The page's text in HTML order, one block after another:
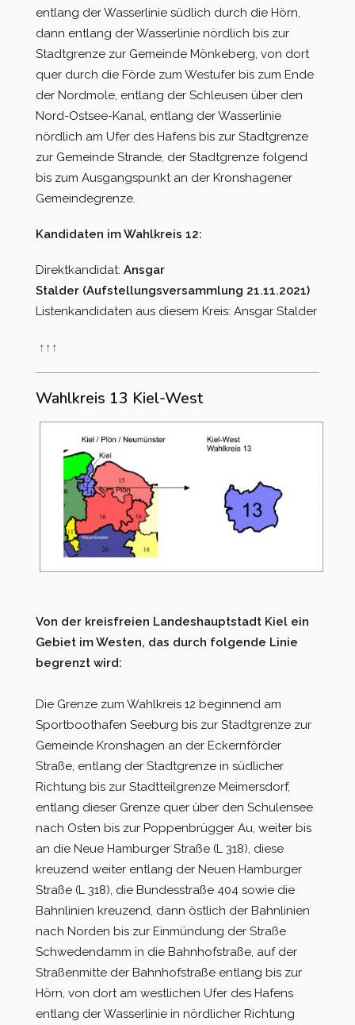
entlang der Wasserlinie südlich durch die Hörn,
dann entlang der Wasserlinie nördlich bis zur
Stadtgrenze zur Gemeinde Mönkeberg, von dort
quer durch die Förde zum Westufer bis zum Ende
der Nordmole, entlang der Schleusen über den
Nord-Ostsee-Kanal, entlang der Wasserlinie
nördlich am Ufer des Hafens bis zur Stadtgrenze
zur Gemeinde Strande, der Stadtgrenze folgend
bis zum Ausgangspunkt an der Kronshagener
Gemeindegrenze.
Kandidaten im Wahlkreis 12:
Direktkandidat: Ansgar
Stalder (Aufstellungsversammlung 21.11.2021)
Listenkandidaten aus diesem Kreis: Ansgar Stalder
↑ ↑ ↑
Wahlkreis 13 Kiel-West
Von der kreisfreien Landeshauptstadt Kiel ein
Gebiet im Westen, das durch folgende Linie
begrenzt wird:
Die Grenze zum Wahlkreis 12 beginnend am
Sportboothafen Seeburg bis zur Stadtgrenze zur
Gemeinde Kronshagen an der Eckernförder
Straße, entlang der Stadtgrenze in südlicher
Richtung bis zur Stadtteilgrenze Meimersdorf,
entlang dieser Grenze quer über den Schulensee
nach Osten bis zur Poppenbrügger Au, weiter bis
an die Neue Hamburger Straße (L 318), diese
kreuzend weiter entlang der Neuen Hamburger
Straße (L 318), die Bundesstraße 404 sowie die
Bahnlinien kreuzend, dann östlich der Bahnlinien
nach Norden bis zur Einmündung der Straße
Schwedendamm in die Bahnhofstraße, auf der
Straßenmitte der Bahnhofstraße entlang bis zur
Hörn, von dort am westlichen Ufer des Hafens
entlang der Wasserlinie in nördlicher Richtung